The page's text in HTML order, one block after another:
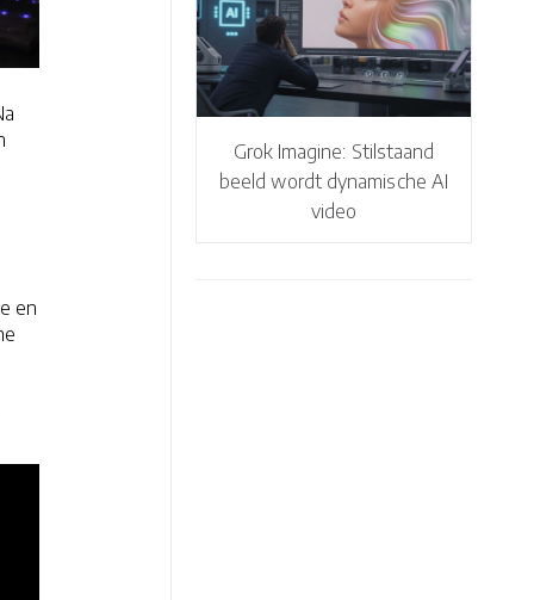
en
Grok Imagine: Stilstaand
beeld wordt dynamische AI
video